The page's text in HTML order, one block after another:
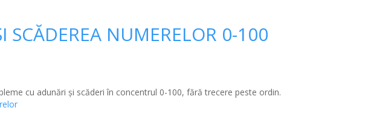
SCĂDEREA NUMERELOR 0-100
cu adunări și scăderi în concentrul 0-100, fără trecere peste ordin.